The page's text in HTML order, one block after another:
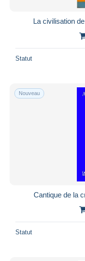
La civilisation
Statut
Nouveau
Cantique de la
Statut